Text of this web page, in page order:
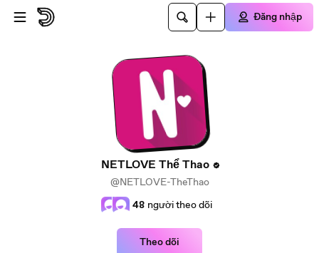
Đi đến nội dung chính
Đăng nhập
NETLOVE Thể Thao
@NETLOVE-TheThao
48 người theo dõi
Theo dõi